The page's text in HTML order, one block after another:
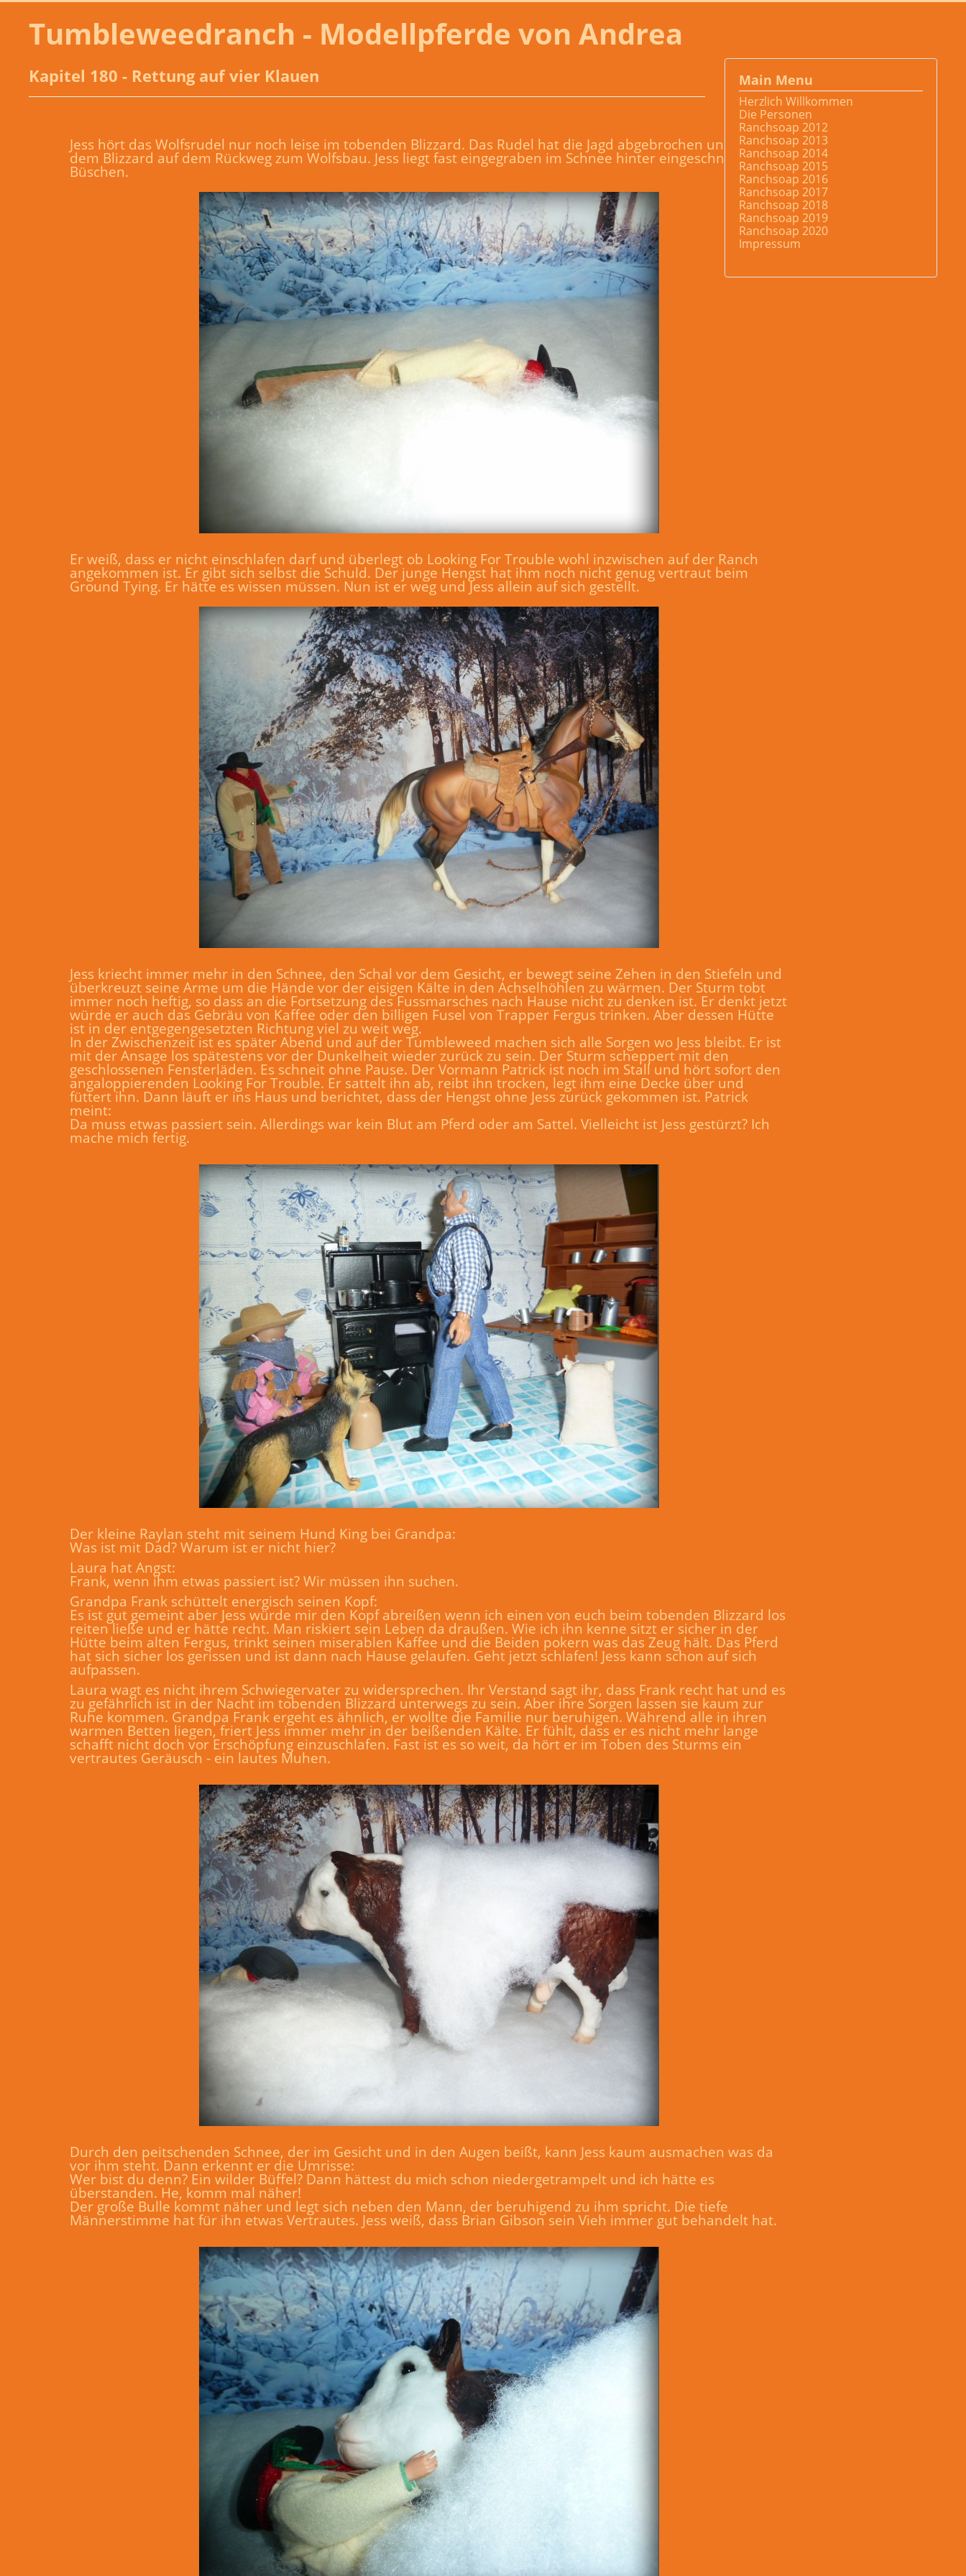
Tumbleweedranch - Modellpferde von Andrea
Kapitel 180 - Rettung auf vier Klauen
Jess hört das Wolfsrudel nur noch leise im tobenden Blizzard. Das Rudel hat die Jagd abgebrochen und ist vor
dem Blizzard auf dem Rückweg zum Wolfsbau. Jess liegt fast eingegraben im Schnee hinter eingeschneiten
Büschen.
Er weiß, dass er nicht einschlafen darf und überlegt ob Looking For Trouble wohl inzwischen auf der Ranch
angekommen ist. Er gibt sich selbst die Schuld. Der junge Hengst hat ihm noch nicht genug vertraut beim
Ground Tying. Er hätte es wissen müssen. Nun ist er weg und Jess allein auf sich gestellt.
Jess kriecht immer mehr in den Schnee, den Schal vor dem Gesicht, er bewegt seine Zehen in den Stiefeln und
überkreuzt seine Arme um die Hände vor der eisigen Kälte in den Achselhöhlen zu wärmen. Der Sturm tobt
immer noch heftig, so dass an die Fortsetzung des Fussmarsches nach Hause nicht zu denken ist. Er denkt jetzt
würde er auch das Gebräu von Kaffee oder den billigen Fusel von Trapper Fergus trinken. Aber dessen Hütte
ist in der entgegengesetzten Richtung viel zu weit weg.
In der Zwischenzeit ist es später Abend und auf der Tumbleweed machen sich alle Sorgen wo Jess bleibt. Er ist
mit der Ansage los spätestens vor der Dunkelheit wieder zurück zu sein. Der Sturm scheppert mit den
geschlossenen Fensterläden. Es schneit ohne Pause. Der Vormann Patrick ist noch im Stall und hört sofort den
angaloppierenden Looking For Trouble. Er sattelt ihn ab, reibt ihn trocken, legt ihm eine Decke über und
füttert ihn. Dann läuft er ins Haus und berichtet, dass der Hengst ohne Jess zurück gekommen ist. Patrick
meint:
Da muss etwas passiert sein. Allerdings war kein Blut am Pferd oder am Sattel. Vielleicht ist Jess gestürzt? Ich
mache mich fertig.
Der kleine Raylan steht mit seinem Hund King bei Grandpa:
Was ist mit Dad? Warum ist er nicht hier?
Laura hat Angst:
Frank, wenn ihm etwas passiert ist? Wir müssen ihn suchen.
Grandpa Frank schüttelt energisch seinen Kopf:
Es ist gut gemeint aber Jess würde mir den Kopf abreißen wenn ich einen von euch beim tobenden Blizzard los
reiten ließe und er hätte recht. Man riskiert sein Leben da draußen. Wie ich ihn kenne sitzt er sicher in der
Hütte beim alten Fergus, trinkt seinen miserablen Kaffee und die Beiden pokern was das Zeug hält. Das Pferd
hat sich sicher los gerissen und ist dann nach Hause gelaufen. Geht jetzt schlafen! Jess kann schon auf sich
aufpassen.
Laura wagt es nicht ihrem Schwiegervater zu widersprechen. Ihr Verstand sagt ihr, dass Frank recht hat und es
zu gefährlich ist in der Nacht im tobenden Blizzard unterwegs zu sein. Aber ihre Sorgen lassen sie kaum zur
Ruhe kommen. Grandpa Frank ergeht es ähnlich, er wollte die Familie nur beruhigen. Während alle in ihren
warmen Betten liegen, friert Jess immer mehr in der beißenden Kälte. Er fühlt, dass er es nicht mehr lange
schafft nicht doch vor Erschöpfung einzuschlafen. Fast ist es so weit, da hört er im Toben des Sturms ein
vertrautes Geräusch - ein lautes Muhen.
Durch den peitschenden Schnee, der im Gesicht und in den Augen beißt, kann Jess kaum ausmachen was da
vor ihm steht. Dann erkennt er die Umrisse:
Wer bist du denn? Ein wilder Büffel? Dann hättest du mich schon niedergetrampelt und ich hätte es
überstanden. He, komm mal näher!
Der große Bulle kommt näher und legt sich neben den Mann, der beruhigend zu ihm spricht. Die tiefe
Männerstimme hat für ihn etwas Vertrautes. Jess weiß, dass Brian Gibson sein Vieh immer gut behandelt hat.
Main Menu
Herzlich Willkommen
Die Personen
Ranchsoap 2012
Ranchsoap 2013
Ranchsoap 2014
Ranchsoap 2015
Ranchsoap 2016
Ranchsoap 2017
Ranchsoap 2018
Ranchsoap 2019
Ranchsoap 2020
Impressum